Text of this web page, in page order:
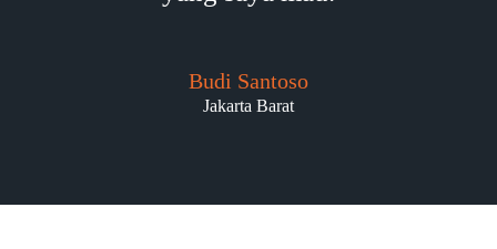
Budi Santoso
Jakarta Barat